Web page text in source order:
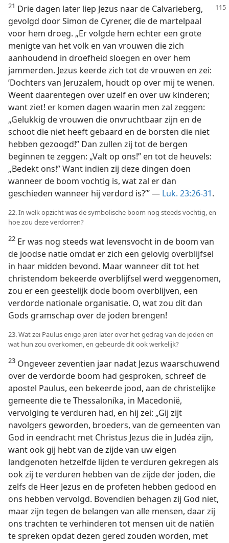
21 Drie dagen later liep Jezus naar de Calvarieberg,
gevolgd door Simon de Cyrener, die de martelpaal
voor hem droeg. „Er volgde hem echter een grote
menigte van het volk en van vrouwen die zich
aanhoudend in droefheid sloegen en over hem
jammerden. Jezus keerde zich tot de vrouwen en zei:
’Dochters van Jeruzalem, houdt op over mij te wenen.
Weent daarentegen over uzelf en over uw kinderen;
want ziet! er komen dagen waarin men zal zeggen:
„Gelukkig de vrouwen die onvruchtbaar zijn en de
schoot die niet heeft gebaard en de borsten die niet
hebben gezoogd!” Dan zullen zij tot de bergen
beginnen te zeggen: „Valt op ons!” en tot de heuvels:
„Bedekt ons!” Want indien zij deze dingen doen
wanneer de boom vochtig is, wat zal er dan
geschieden wanneer hij verdord is?’” — Luk. 23:26-31.
22. In welk opzicht was de symbolische boom nog steeds vochtig, en
hoe zou deze verdorren?
22 Er was nog steeds wat levensvocht in de boom van
de joodse natie omdat er zich een gelovig overblijfsel
in haar midden bevond. Maar wanneer dit tot het
christendom bekeerde overblijfsel werd weggenomen,
zou er een geestelijk dode boom overblijven, een
verdorde nationale organisatie. O, wat zou dit dan
Gods gramschap over de joden brengen!
23. Wat zei Paulus enige jaren later over het gedrag van de joden en
wat hun zou overkomen, en gebeurde dit ook werkelijk?
23 Ongeveer zeventien jaar nadat Jezus waarschuwend
over de verdorde boom had gesproken, schreef de
apostel Paulus, een bekeerde jood, aan de christelijke
gemeente die te Thessaloníka, in Macedonië,
vervolging te verduren had, en hij zei: „Gij zijt
navolgers geworden, broeders, van de gemeenten van
God in eendracht met Christus Jezus die in Judéa zijn,
want ook gij hebt van de zijde van uw eigen
landgenoten hetzelfde lijden te verduren gekregen als
ook zij te verduren hebben van de zijde der joden, die
zelfs de Heer Jezus en de profeten hebben gedood en
ons hebben vervolgd. Bovendien behagen zij God niet,
maar zijn tegen de belangen van alle mensen, daar zij
ons trachten te verhinderen tot mensen uit de natiën
te spreken opdat dezen gered zouden worden, met